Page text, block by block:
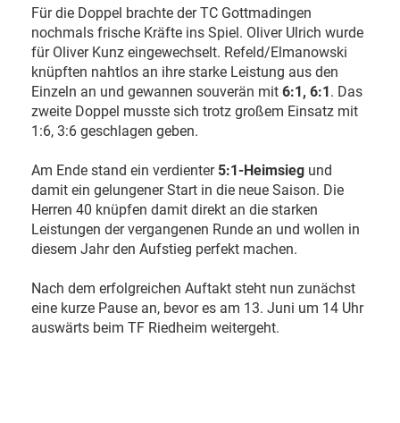
Für die Doppel brachte der TC Gottmadingen
nochmals frische Kräfte ins Spiel. Oliver Ulrich wurde
für Oliver Kunz eingewechselt. Refeld/Elmanowski
knüpften nahtlos an ihre starke Leistung aus den
Einzeln an und gewannen souverän mit 6:1, 6:1. Das
zweite Doppel musste sich trotz großem Einsatz mit
1:6, 3:6 geschlagen geben.
Am Ende stand ein verdienter 5:1-Heimsieg und
damit ein gelungener Start in die neue Saison. Die
Herren 40 knüpfen damit direkt an die starken
Leistungen der vergangenen Runde an und wollen in
diesem Jahr den Aufstieg perfekt machen.
Nach dem erfolgreichen Auftakt steht nun zunächst
eine kurze Pause an, bevor es am 13. Juni um 14 Uhr
auswärts beim TF Riedheim weitergeht.